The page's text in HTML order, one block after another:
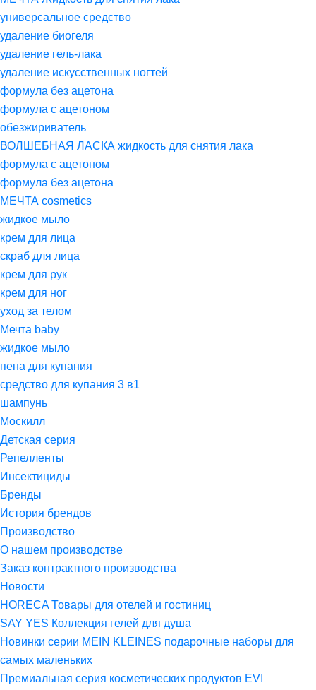
универсальное средство
удаление биогеля
удаление гель-лака
удаление искусственных ногтей
формула без ацетона
формула с ацетоном
обезжириватель
ВОЛШЕБНАЯ ЛАСКА жидкость для снятия лака
формула с ацетоном
формула без ацетона
МЕЧТА cosmetics
жидкое мыло
крем для лица
скраб для лица
крем для рук
крем для ног
уход за телом
Мечта baby
жидкое мыло
пена для купания
средство для купания 3 в1
шампунь
Москилл
Детская серия
Репелленты
Инсектициды
Бренды
История брендов
Производство
О нашем производстве
Заказ контрактного производства
Новости
HORECA Товары для отелей и гостиниц
SAY YES Коллекция гелей для душа
Новинки серии MEIN KLEINES подарочные наборы для
самых маленьких
Премиальная серия косметических продуктов EVI